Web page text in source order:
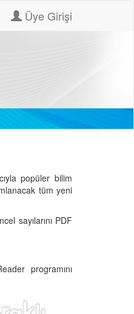
Üye Girişi
popüler bilim
tüm yeni
sayılarını PDF
programını